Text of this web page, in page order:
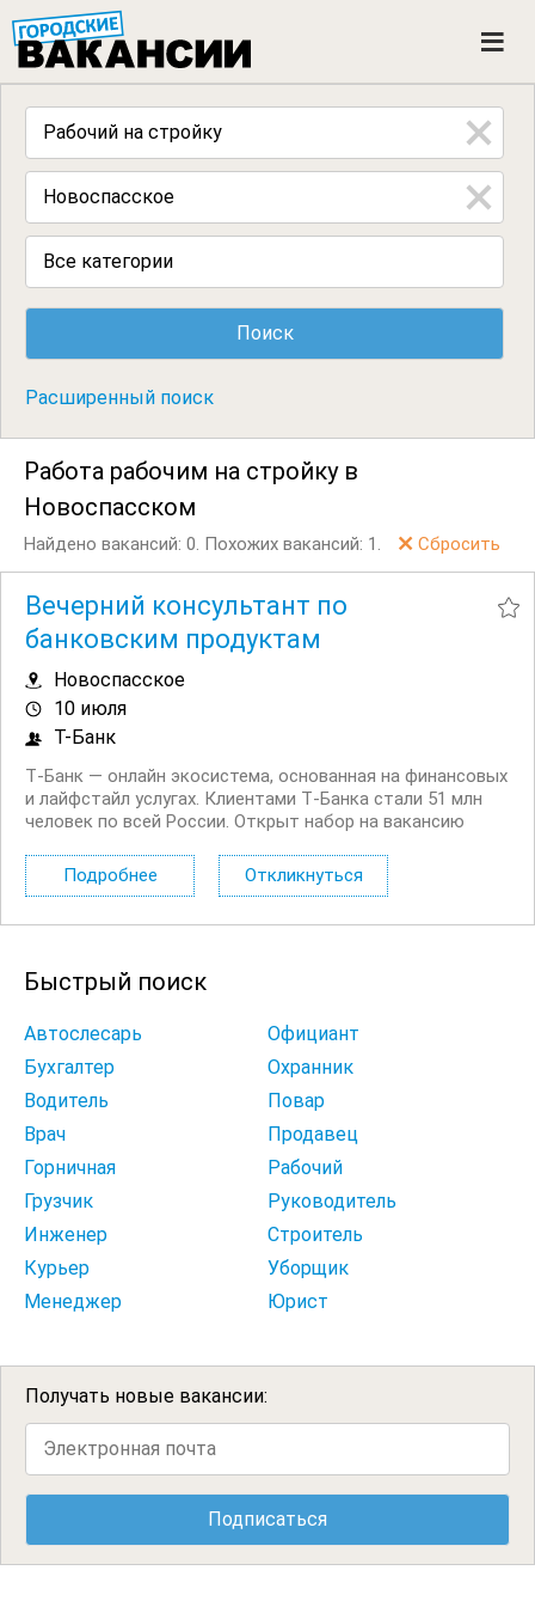
n
Все категории
Расширенный поиск
Работа рабочим на стройку в
Новоспасском
Найдено вакансий: 0. Похожих вакансий: 1. Сбросить
Вечерний консультант по
банковским продуктам
Новоспасское
10 июля
Т-Банк
Т‑Банк — онлайн экосистема, основанная на финансовых
и лайфстайл услугах. Клиентами Т‑Банка стали 51 млн
человек по всей России. Открыт набор на вакансию
будете делать: Консультировать клиентов по
депозитным продуктам на входящих звонках...
Подробнее Откликнуться
Быстрый поиск
Автослесарь
Официант
Бухгалтер
Охранник
Водитель
Повар
Врач
Продавец
Горничная
Рабочий
Грузчик
Руководитель
Инженер
Строитель
Курьер
Уборщик
Менеджер
Юрист
Получать новые вакансии: